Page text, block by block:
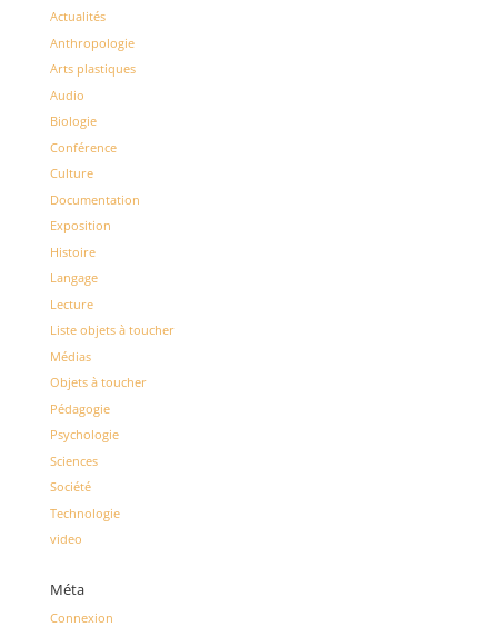
Actualités
Anthropologie
Arts plastiques
Audio
Biologie
Conférence
Culture
Documentation
Exposition
Histoire
Langage
Lecture
Liste objets à toucher
Médias
Objets à toucher
Pédagogie
Psychologie
Sciences
Société
Technologie
video
Méta
Connexion